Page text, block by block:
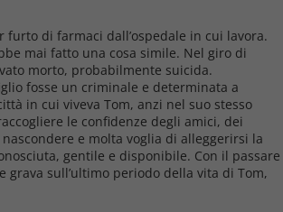
di farmaci dall’ospedale in cui lavora.
mai fatto una cosa simile. Nel giro di
morto, probabilmente suicida.
fosse un criminale e determinata a
in cui viveva Tom, anzi nel suo stesso
le confidenze degli amici, dei
e molta voglia di alleggerirsi la
gentile e disponibile. Con il passare
sull’ultimo periodo della vita di Tom,